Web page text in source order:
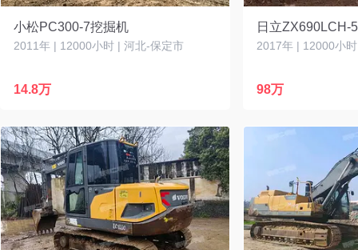
小松PC300-7挖掘机
2011年 | 12000小时 | 河北-保定市
14.8万
日立ZX690LCH-
2017年 | 12000小
98万